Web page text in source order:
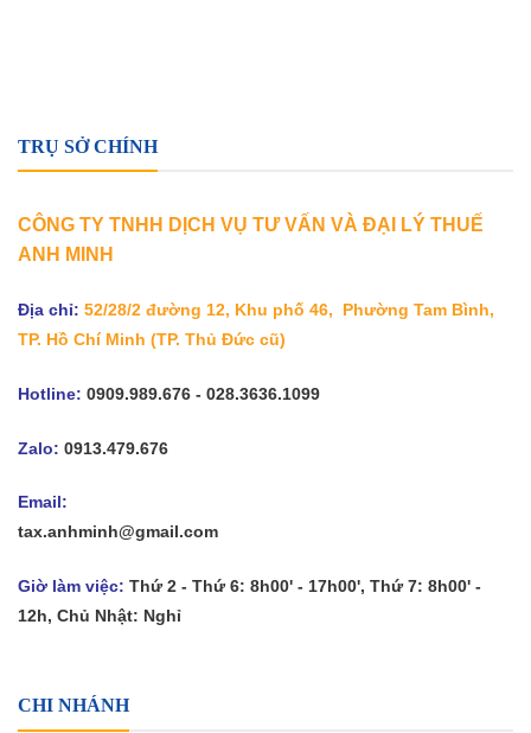
TRỤ SỞ CHÍNH
CÔNG TY TNHH DỊCH VỤ TƯ VẤN VÀ ĐẠI LÝ THUẾ
ANH MINH
Địa chỉ: 52/28/2 đường 12, Khu phố 46, Phường Tam Bình,
TP. Hồ Chí Minh (TP. Thủ Đức cũ)
Hotline: 0909.989.676 - 028.3636.1099
Zalo: 0913.479.676
Email:
tax.anhminh@gmail.com
Giờ làm việc: Thứ 2 - Thứ 6: 8h00' - 17h00', Thứ 7: 8h00' -
12h, Chủ Nhật: Nghỉ
CHI NHÁNH